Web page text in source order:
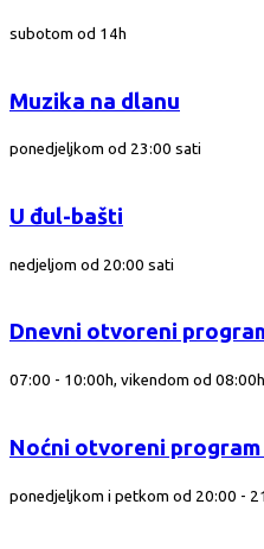
subotom od 14h
Muzika na dlanu
ponedjeljkom od 23:00 sati
U đul-bašti
nedjeljom od 20:00 sati
Dnevni otvoreni
07:00 - 10:00h, vikendom od 08:00h
Noćni otvoreni
ponedjeljkom i petkom od 20:00 -